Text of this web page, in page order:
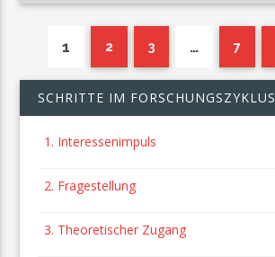
SCHRITTE IM FORSCHUNGSZYKLUS
1. Interessenimpuls
2. Fragestellung
3. Theoretischer Zugang
1 2 3 … 7